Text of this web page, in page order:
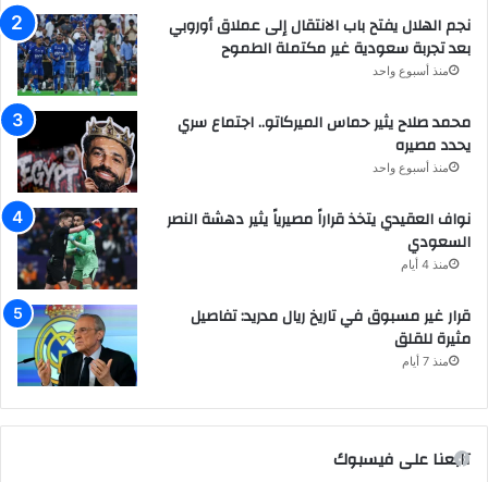
نجم الهلال يفتح باب الانتقال إلى عملاق أوروبي
بعد تجربة سعودية غير مكتملة الطموح
منذ أسبوع واحد
محمد صلاح يثير حماس الميركاتو.. اجتماع سري
يحدد مصيره
منذ أسبوع واحد
نواف العقيدي يتخذ قراراً مصيرياً يثير دهشة النصر
السعودي
منذ 4 أيام
قرار غير مسبوق في تاريخ ريال مدريد: تفاصيل
مثيرة للقلق
منذ 7 أيام
تابعنا على فيسبوك